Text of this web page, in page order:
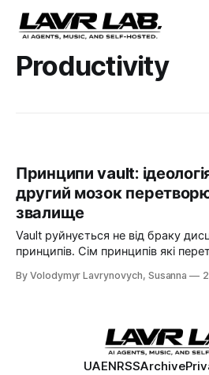
Productivity
Принципи vault:
другий мозок
звалище
Vault руйнується не від браку
принципів. Сім принципів які
By Volodymyr Lavrynovych, Susanna
UAENRSSArchive